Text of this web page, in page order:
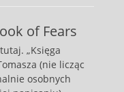
of Fears
„Księga
(nie licząc
osobnych